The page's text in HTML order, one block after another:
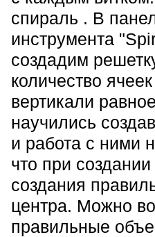
спираль . В
инструмента
создадим
количество
вертикали
научились
и работа с ними
что при
создания
центра. Можно
правильные